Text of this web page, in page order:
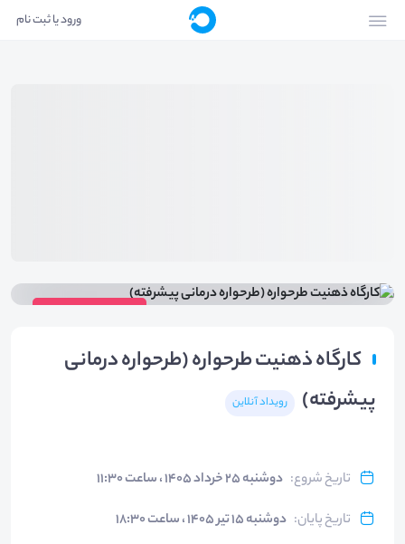
ورود یا ثبت نام
کارگاه ذهنیت طرحواره (طرحواره درمانی
پیشرفته)
رویداد آنلاین
تاریخ شروع: دوشنبه ۲۵ خرداد ۱۴۰۵ ، ساعت ۱۱:۳۰
تاریخ پایان: دوشنبه ۱۵ تیر ۱۴۰۵ ، ساعت ۱۸:۳۰